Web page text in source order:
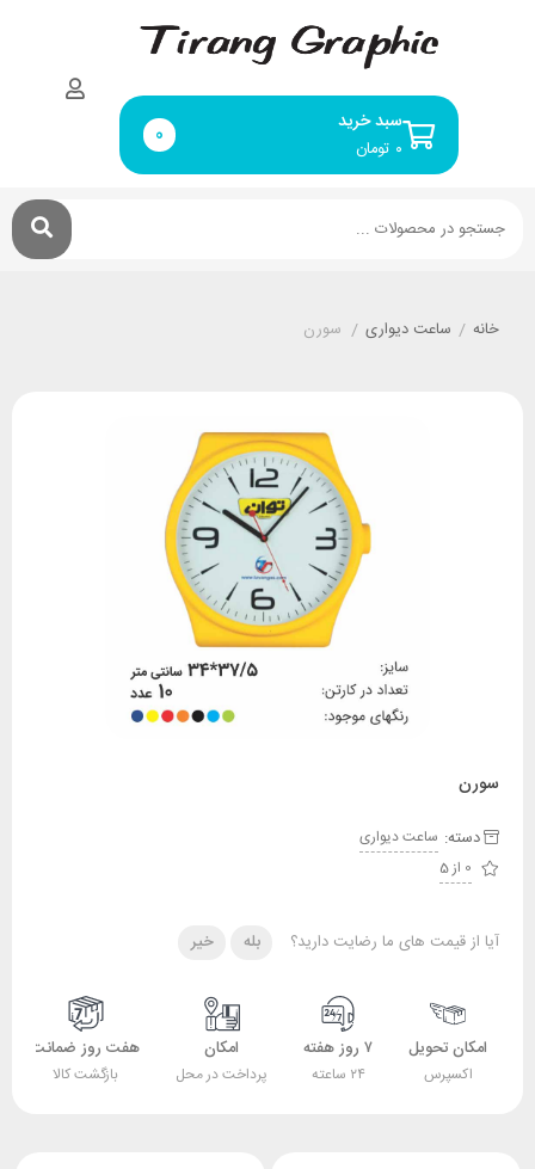
سبد خرید
تومان ۰ 0
خانه / ساعت دیواری / سورن
سورن
دسته: ساعت دیواری
0 از 5
آیا از قیمت های ما رضایت دارید؟ بله خیر
امکان تحویل
اکسپرس
۷ روز هفته
۲۴ ساعته
امکان
پرداخت در محل
هفت روز ضمانت
بازگشت کالا